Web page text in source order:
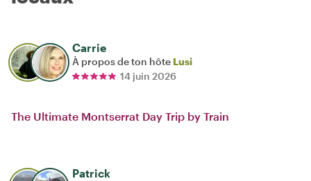
Carrie
À propos de ton hôte Lusi
14 juin 2026
The Ultimate Montserrat Day Trip by Train
Patrick